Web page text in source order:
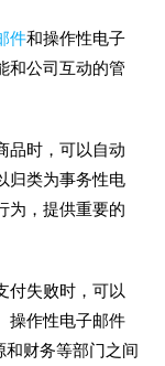
件和操作性电子
和公司互动的管
品时，可以自动
归类为事务性电
为，提供重要的
付失败时，可以
操作性电子邮件
和财务等部门之间